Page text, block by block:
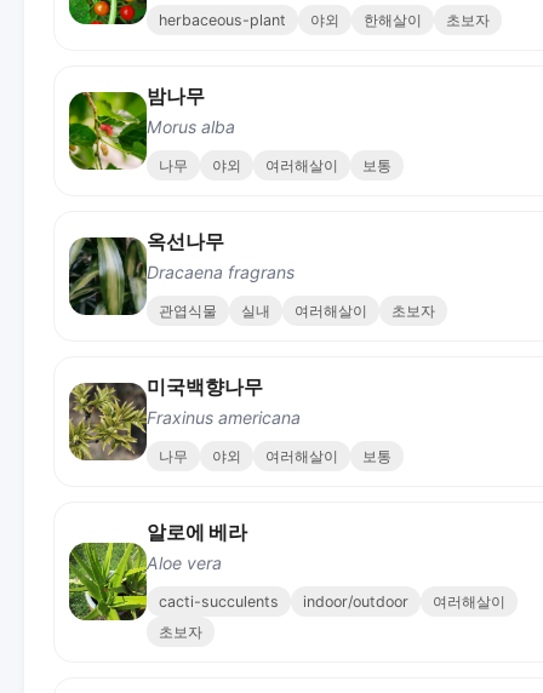
herbaceous-plant 야외 한해살이 초보자
밤나무
Morus alba
나무 야외 여러해살이 보통
옥선나무
Dracaena fragrans
관엽식물 실내 여러해살이 초보자
미국백향나무
Fraxinus americana
나무 야외 여러해살이 보통
알로에 베라
Aloe vera
cacti-succulents indoor/outdoor
여러해살이
초보자